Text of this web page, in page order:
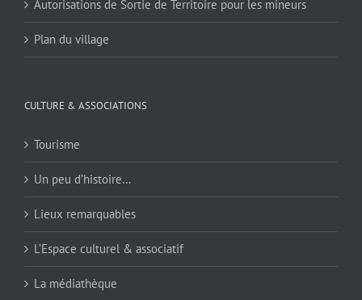
Autorisations de Sortie de Territoire pour les mineurs
Plan du village
CULTURE & ASSOCIATIONS
Tourisme
Un peu d’histoire…
Lieux remarquables
L’Espace culturel & associatif
La médiathèque